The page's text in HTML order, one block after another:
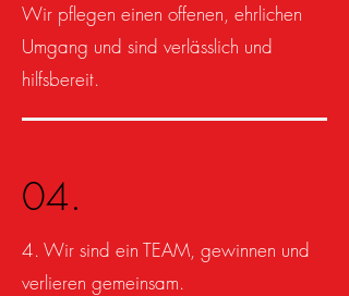
Wir pflegen einen offenen, ehrlichen
Umgang und sind verlässlich und
hilfsbereit.
04.
4. Wir sind ein TEAM, gewinnen und
verlieren gemeinsam.